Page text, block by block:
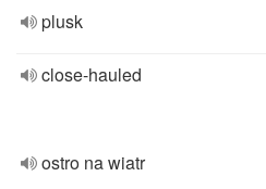
plusk
close-hauled
ostro na wiatr